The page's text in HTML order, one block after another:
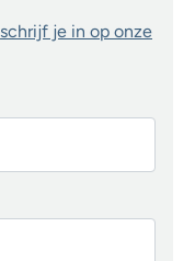
schrijf je in op onze